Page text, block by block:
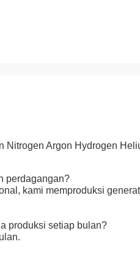
Nitrogen Argon Hydrogen
perdagangan?
kami memproduksi
produksi setiap bulan?